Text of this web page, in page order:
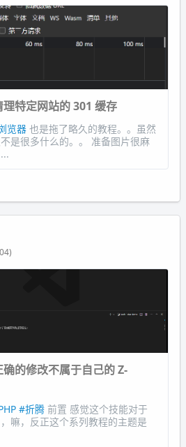
理特定网站的 301 缓存
览器 也是拖了略久的教程。。虽然
是很多什么的。。 准备图片很麻
确的修改不属于自己的 Z-
#折腾 前置 感觉这个技能对于
嘛，反正这个系列教程的主题是